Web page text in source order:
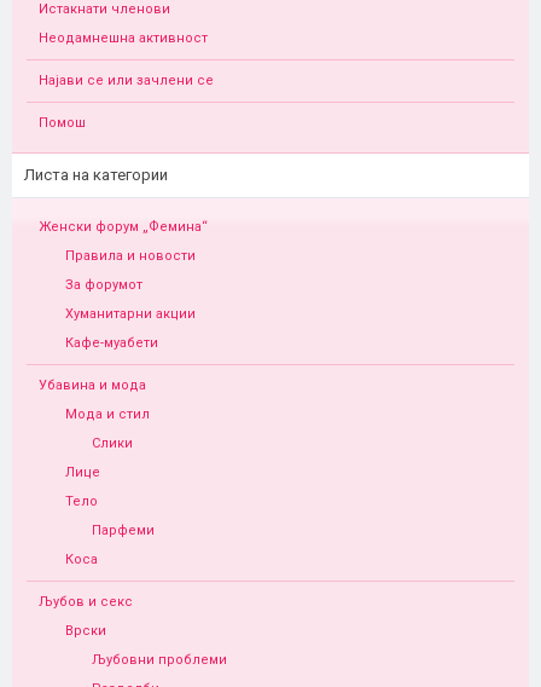
Истакнати членови
Неодамнешна активност
Најави се или зачлени се
Помош
Листа на категории
Женски форум „Фемина“
Правила и новости
За форумот
Хуманитарни акции
Кафе-муабети
Убавина и мода
Мода и стил
Слики
Лице
Тело
Парфеми
Коса
Љубов и секс
Врски
Љубовни проблеми